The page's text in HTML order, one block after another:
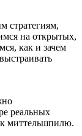
стратегиям,
на открытых,
как и зачем
реальных
миттельшпилю.